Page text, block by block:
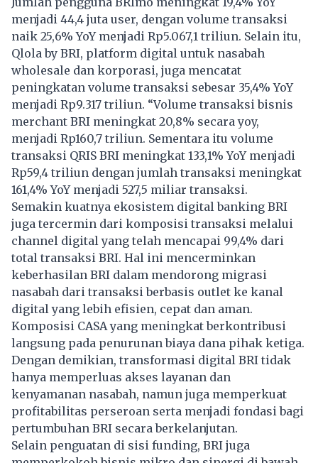
menjadi 44,4 juta user, dengan volume transaksi
naik 25,6% YoY menjadi Rp5.067,1 triliun. Selain itu,
Qlola by BRI, platform digital untuk nasabah
wholesale dan korporasi, juga mencatat
peningkatan volume transaksi sebesar 35,4% YoY
menjadi Rp9.317 triliun. “Volume transaksi bisnis
merchant BRI meningkat 20,8% secara yoy,
menjadi Rp160,7 triliun. Sementara itu volume
transaksi QRIS BRI meningkat 133,1% YoY menjadi
Rp59,4 triliun dengan jumlah transaksi meningkat
161,4% YoY menjadi 527,5 miliar transaksi.
Semakin kuatnya ekosistem digital banking BRI
juga tercermin dari komposisi transaksi melalui
channel digital yang telah mencapai 99,4% dari
total transaksi BRI. Hal ini mencerminkan
keberhasilan BRI dalam mendorong migrasi
nasabah dari transaksi berbasis outlet ke kanal
digital yang lebih efisien, cepat dan aman.
Komposisi CASA yang meningkat berkontribusi
langsung pada penurunan biaya dana pihak ketiga.
Dengan demikian, transformasi digital BRI tidak
hanya memperluas akses layanan dan
kenyamanan nasabah, namun juga memperkuat
profitabilitas perseroan serta menjadi fondasi bagi
pertumbuhan BRI secara berkelanjutan.
Selain penguatan di sisi funding, BRI juga